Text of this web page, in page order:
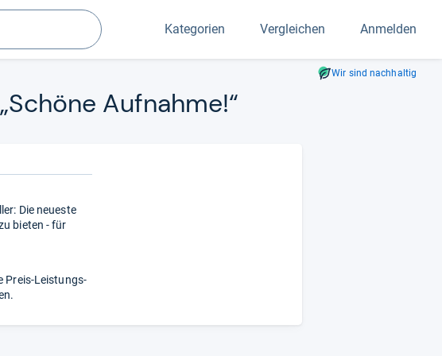
Suchen
Kategorien Vergleichen Anmelden
Wir sind nachhaltig
Auf­nahme!“
Die neueste
bieten - für
Preis-Leistungs-